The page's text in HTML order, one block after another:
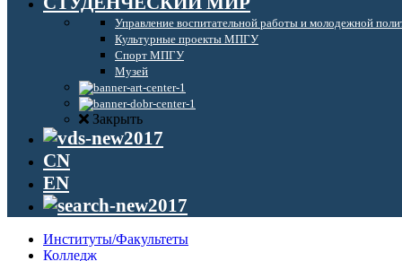
Управление воспитательной работы и молодежной
Культурные проекты МПГУ
Спорт МПГУ
Музей
Закрыть
CN
EN
Институты/Факультеты
Колледж